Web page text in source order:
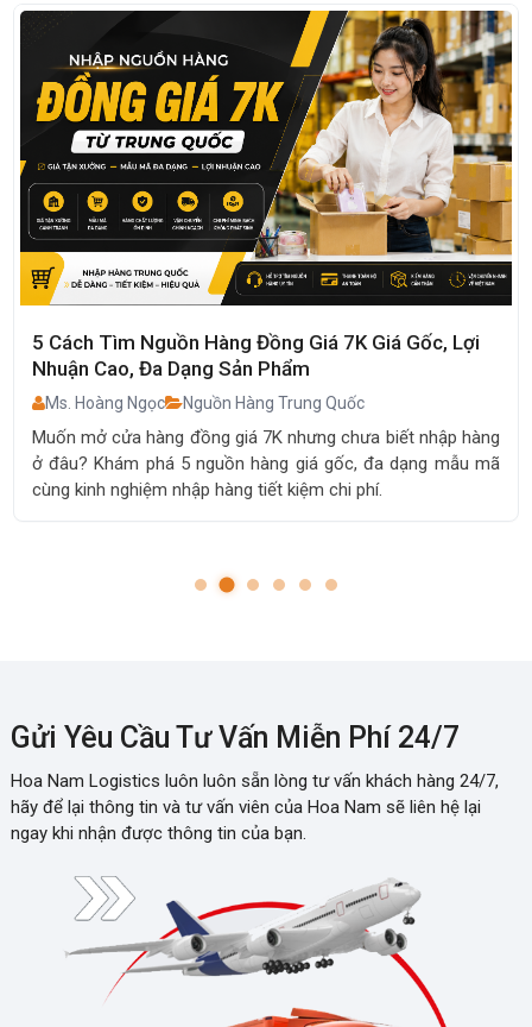
5 Cách Tìm Nguồn Hàng Đồng Giá 7K Giá Gốc, Lợi
Nhuận Cao, Đa Dạng Sản Phẩm
Ms. Hoàng Ngọc Nguồn Hàng Trung Quốc
Muốn mở cửa hàng đồng giá 7K nhưng chưa biết nhập hàng
ở đâu? Khám phá 5 nguồn hàng giá gốc, đa dạng mẫu mã
cùng kinh nghiệm nhập hàng tiết kiệm chi phí.
Gửi Yêu Cầu Tư Vấn Miễn Phí 24/7
Hoa Nam Logistics luôn luôn sẵn lòng tư vấn khách hàng 24/7,
hãy để lại thông tin và tư vấn viên của Hoa Nam sẽ liên hệ lại
ngay khi nhận được thông tin của bạn.